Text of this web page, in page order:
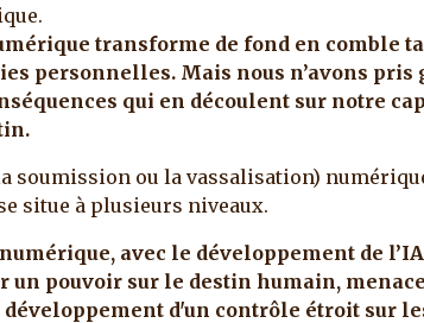
transforme de fond en comble
personnelles. Mais nous n’avons pris
qui en découlent sur notre
soumission ou la vassalisation)
situe à plusieurs niveaux.
avec le développement de
un pouvoir sur le destin humain,
d'un contrôle étroit sur